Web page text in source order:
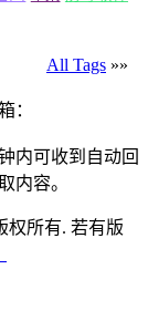
All Tags »»
：
内可收到自动回
内容。
权所有. 若有版